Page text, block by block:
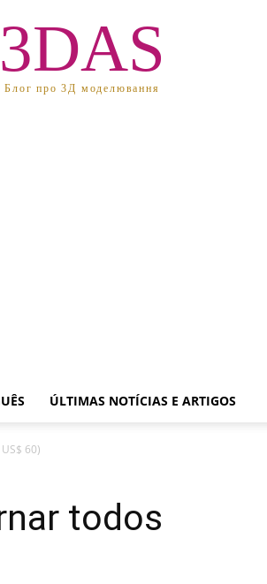
3DAS
Блог про 3Д моделювання
ÚLTIMAS NOTÍCIAS E ARTIGOS
60)
todos